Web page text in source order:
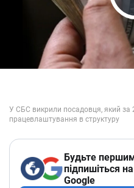
Будьте
підпишіться
Google